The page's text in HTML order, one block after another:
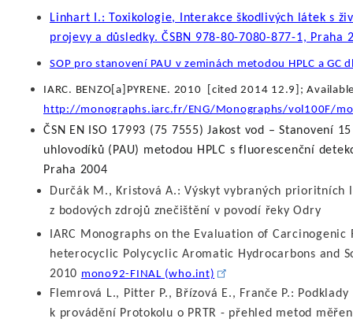
Linhart I.: Toxikologie, Interakce škodlivých látek s
projevy a důsledky. ČSBN 978-80-7080-877-1, Praha
SOP pro stanovení PAU v zeminách metodou HPLC a GC
IARC. BENZO[a]PYRENE. 2010 [cited 2014 12.9];
http://monographs.iarc.fr/ENG/Monographs/vol100F/
ČSN EN ISO 17993 (75 7555) Jakost vod – Stanovení
uhlovodíků (PAU) metodou HPLC s fluorescenční
Praha 2004
Durčák M., Kristová A.: Výskyt vybraných prioritních
z bodových zdrojů znečištění v povodí řeky Odry
IARC Monographs on the Evaluation of Carcinogenic
heterocyclic Polycyclic Aromatic Hydrocarbons and
2010 mono92-FINAL (who.int)
Flemrová L., Pitter P., Břízová E., Franče P.:
k provádění Protokolu o PRTR - přehled metod